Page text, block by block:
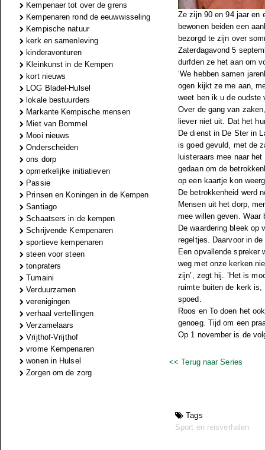
Kempenaer tot over de grens
Kempenaren rond de eeuwwisseling
Kempische natuur
kerk en samenleving
kinderavonturen
Kleinkunst in de Kempen
kort nieuws
LOG Bladel-Hulsel
lokale bestuurders
Markante Kempische mensen
Miet van Bommel
Mooi nieuws
Onderscheiden
ons dorp
opmerkelijke initiatieven
Passie
Prinsen en Koningen in de Kempen
Santiago
Schaatsers in de kempen
Schrijvende Kempenaren
sportieve kempenaren
steen voor steen
tonpraters
Tumaini
Verduurzamen
verenigingen
verhaal vertellingen
Verzamelaars
Vrijthof-Vrijthof
vrome Kempenaren
wonen in Hulsel
Zorgen om de zorg
Ze zijn 90 en 94 jaar en
bewonen beiden een
bezorgd te zijn over
Zaterdagavond 5
durfden ze het aan om
‘We hebben samen
ogen kijkt ze me aan,
weet ben ik u de oudste
Over de gang van
liever niet uit. Dat het
De dienst in De Ster in
is goed gevuld, met de
luisteraars mee naar
gedaan om de
op een kaartje kon
De betrokkenheid werd
Mensen uit het dorp,
mee willen geven. Waar
De waardering bleek op
regeltjes. Daarvoor in
Een opvallende spreker
weg met onze kerken
zijn’, zegt hij. ’Het is
ruimte buiten de kerk is,
spoed.
Roos en To doen het
genoeg. Tijd om een
Op 1 november is de
<< Terug naar Series
Tags
Sport en reisverhalen